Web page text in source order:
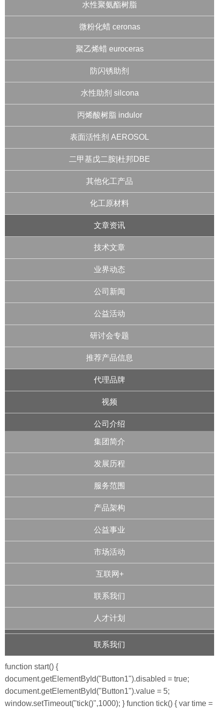
水性聚氨酯树脂
微粉化蜡 ceronas
聚乙烯蜡 euroceras
防闪锈助剂
水性助剂 silcona
丙烯酸树脂 indulor
表面活性剂 AEROSOL
二甲基戊二胺|杜邦DBE
其他化工产品
化工原材料
文章资讯
技术文章
业界动态
公司新闻
公益活动
研讨会专题
推荐产品信息
代理品牌
视频
公司介绍
集团简介
发展历程
服务范围
产品架构
公益事业
市场活动
互联网+
联系我们
人才计划
联系我们
function start() {
document.getElementById("Button1").disabled = true;
document.getElementById("Button1").value = 5;
window.setTimeout("tick()",1000); } function tick() { var time =